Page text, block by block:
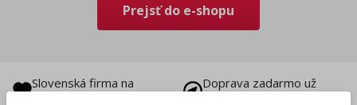
Prejsť do e-shopu
Slovenská firma na
Doprava zadarmo už